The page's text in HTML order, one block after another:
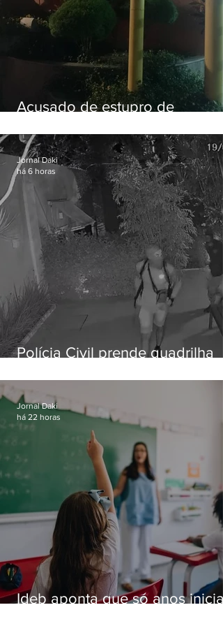
Acusado de estupro de
Polícia Civil prende quadrilha
residências de luxo no Rio
Jornal Daki
há 6 horas
Ideb aponta que só anos
Jornal Daki
há 22 horas